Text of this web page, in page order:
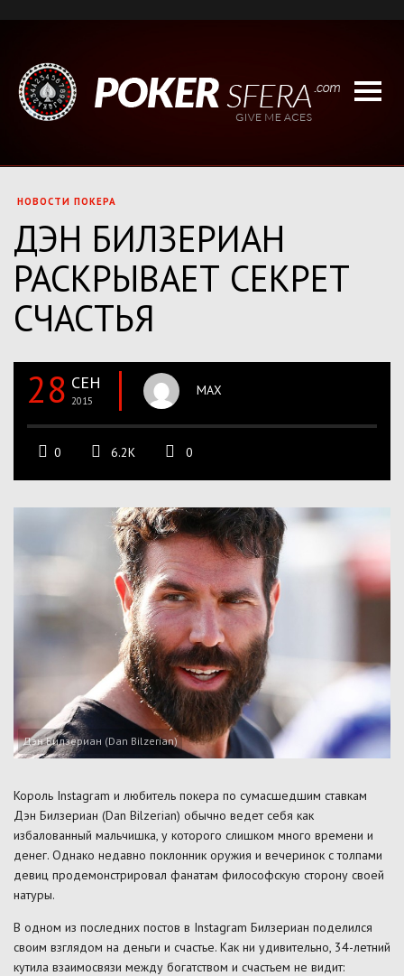
НОВОСТИ ПОКЕРА
ДЭН БИЛЗЕРИАН
РАСКРЫВАЕТ СЕКРЕТ
СЧАСТЬЯ
28 СЕН
2015
MAX
0 6.2K 0
Дэн Билзериан (Dan Bilzerian)
Король Instagram и любитель покера по сумасшедшим ставкам
Дэн Билзериан (Dan Bilzerian) обычно ведет себя как
избалованный мальчишка, у которого слишком много времени и
денег. Однако недавно поклонник оружия и вечеринок с толпами
девиц продемонстрировал фанатам философскую сторону своей
натуры.
В одном из последних постов в Instagram Билзериан поделился
своим взглядом на деньги и счастье. Как ни удивительно, 34-летний
кутила взаимосвязи между богатством и счастьем не видит: